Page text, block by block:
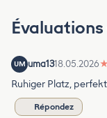
Évaluations
UM uma1318.05.2026★
Ruhiger Platz,
Répondez